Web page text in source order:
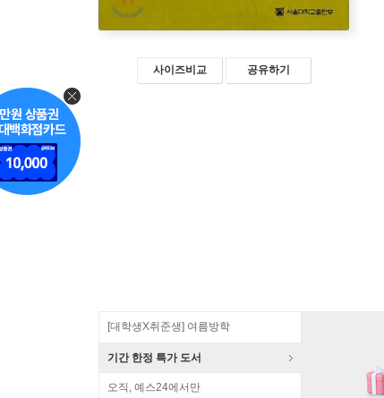
사이즈비교 공유하기
[대학생X취준생] 여름방학
기간 한정 특가 도서
오직, 예스24에서만